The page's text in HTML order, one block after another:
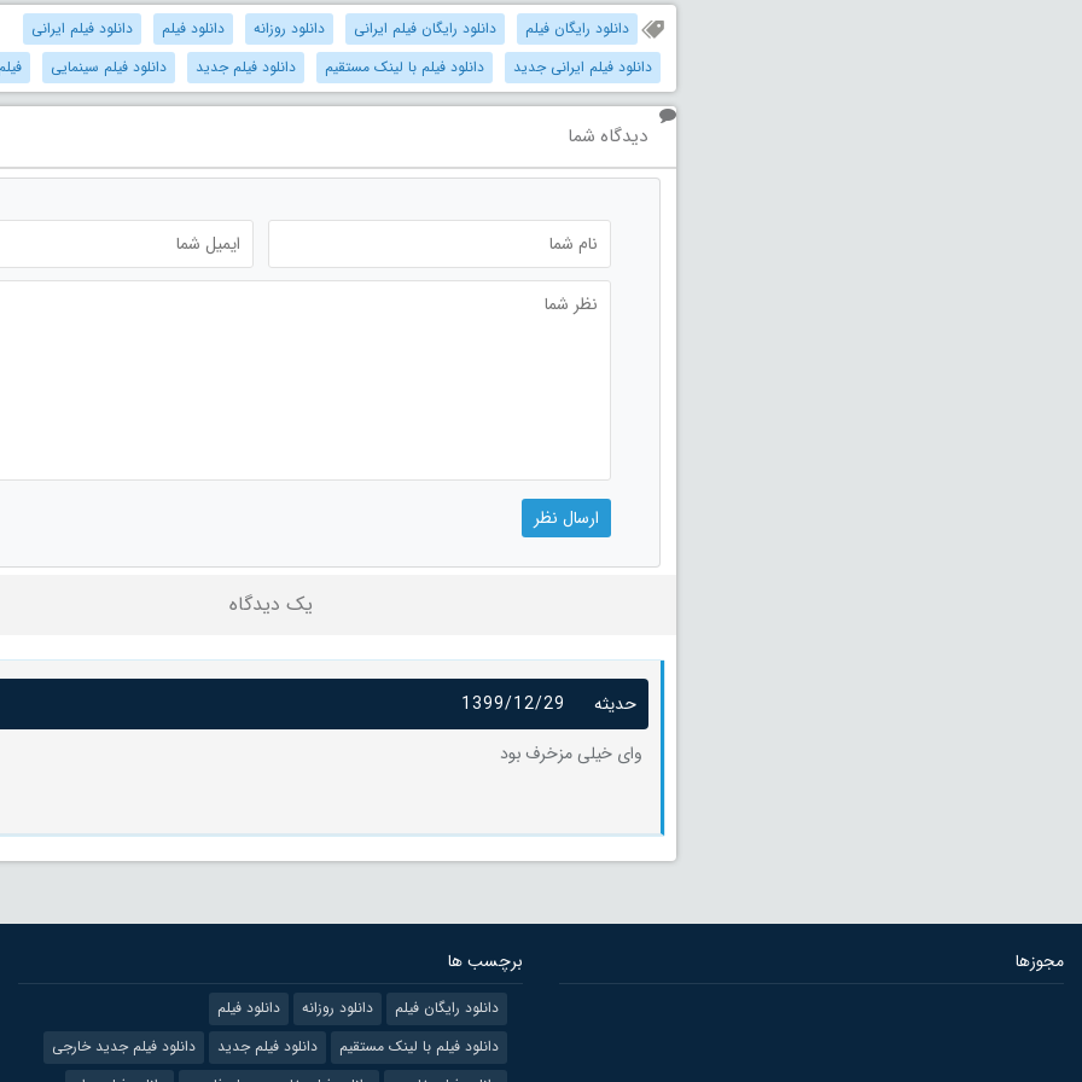
دانلود رایگان فیلم دانلود رایگان فیلم ایرانی دانلود روزانه دانلود فیلم
دانلود فیلم ایرانی
دانلود فیلم ایرانی جدید
دانلود فیلم با لینک مستقیم دانلود فیلم جدید دانلود فیلم سینمایی
دیدگاه شما
یک دیدگاه
حدیثه
1399/12/29
وای خیلی مزخرف بود
مجوزها برچسب ها
دانلود رایگان فیلم دانلود روزانه
دانلود فیلم
دانلود فیلم با لینک مستقیم
دانلود فیلم جدید
دانلود فیلم جدید خارجی